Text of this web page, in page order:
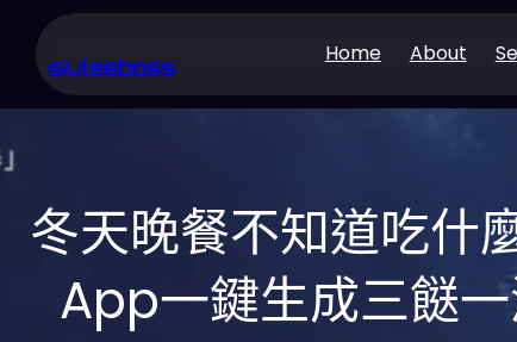
siuleeboss Home About
冬天晚餐不知道吃什
App一鍵生成三餸